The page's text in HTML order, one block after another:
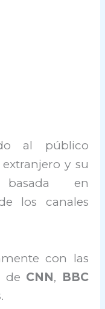
al público
y su
basada en
los canales
con las
de CNN, BBC
.